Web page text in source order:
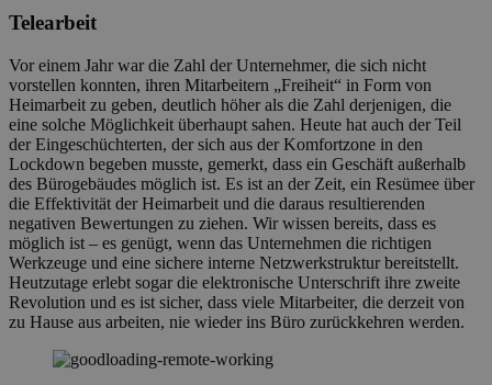
Telearbeit
Vor einem Jahr war die Zahl der Unternehmer, die sich nicht
vorstellen konnten, ihren Mitarbeitern „Freiheit“ in Form von
Heimarbeit zu geben, deutlich höher als die Zahl derjenigen, die
eine solche Möglichkeit überhaupt sahen. Heute hat auch der Teil
der Eingeschüchterten, der sich aus der Komfortzone in den
Lockdown begeben musste, gemerkt, dass ein Geschäft außerhalb
des Bürogebäudes möglich ist. Es ist an der Zeit, ein Resümee über
die Effektivität der Heimarbeit und die daraus resultierenden
negativen Bewertungen zu ziehen. Wir wissen bereits, dass es
möglich ist – es genügt, wenn das Unternehmen die richtigen
Werkzeuge und eine sichere interne Netzwerkstruktur bereitstellt.
Heutzutage erlebt sogar die elektronische Unterschrift ihre zweite
Revolution und es ist sicher, dass viele Mitarbeiter, die derzeit von
zu Hause aus arbeiten, nie wieder ins Büro zurückkehren werden.